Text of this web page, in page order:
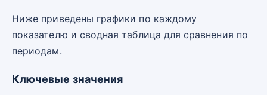
Ниже приведены графики по каждому
показателю и сводная таблица для сравнения по
периодам.
Ключевые значения